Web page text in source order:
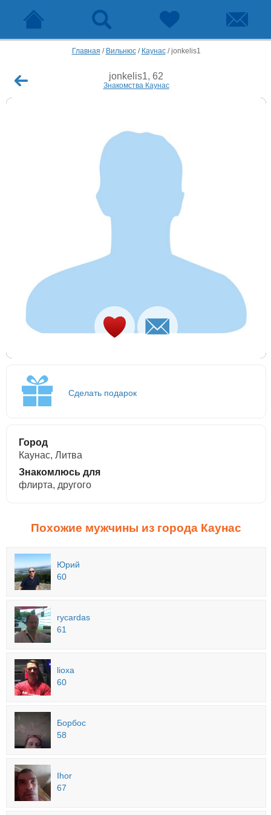
Главная / Вильнюс/ Каунас/jonkelis1
jonkelis1, 62
Знакомства Каунас
Сделать подарок
Город
Каунас, Литва
Знакомлюсь для
флирта, другого
Похожие мужчины из города Каунас
Юрий
60
rycardas
61
lioxa
60
Борбос
58
Ihor
67